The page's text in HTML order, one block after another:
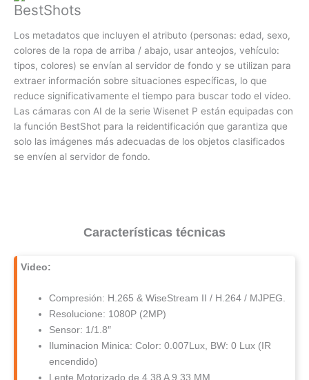
BestShots
Los metadatos que incluyen el atributo (personas: edad, sexo,
colores de la ropa de arriba / abajo, usar anteojos, vehículo:
tipos, colores) se envían al servidor de fondo y se utilizan para
extraer información sobre situaciones específicas, lo que
reduce significativamente el tiempo para buscar todo el video.
Las cámaras con AI de la serie Wisenet P están equipadas con
la función BestShot para la reidentificación que garantiza que
solo las imágenes más adecuadas de los objetos clasificados
se envíen al servidor de fondo.
Características técnicas
Video:
Compresión: H.265 & WiseStream II / H.264 / MJPEG.
Resolucione: 1080P (2MP)
Sensor: 1/1.8″
Iluminacion Minica: Color: 0.007Lux, BW: 0 Lux (IR
encendido)
Lente Motorizado de 4.38 A 9.33 MM